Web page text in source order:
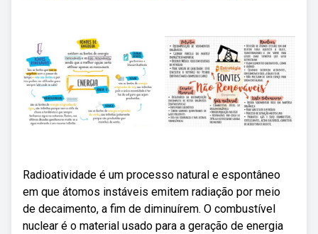
Radioatividade é um processo natural e espontâneo
em que átomos instáveis emitem radiação por meio
de decaimento, a fim de diminuírem. O combustível
nuclear é o material usado para a geração de energia